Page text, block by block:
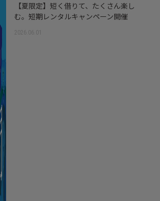
【夏限定】短く借りて、たくさん楽し
む。短期レンタルキャンペーン開催
2026.06.01